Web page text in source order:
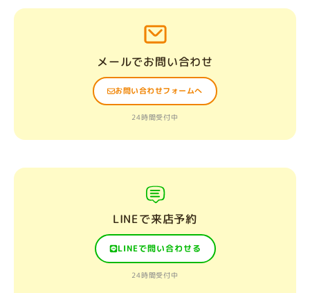
メールでお問い合わせ
お問い合わせフォームへ
24時間受付中
LINEで来店予約
LINEで問い合わせる
24時間受付中